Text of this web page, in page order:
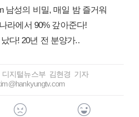
남성의 비밀, 매일 밤 즐거워
라에서 90% 갚아준다!
다! 20년 전 분양가..
디지털뉴스부 김현경 기자